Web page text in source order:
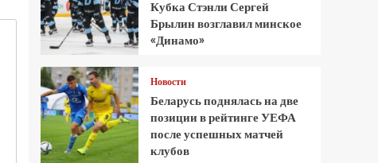
Кубка Стэнли Сергей
Брылин возглавил минское
«Динамо»
Новости
Беларусь поднялась на две
позиции в рейтинге УЕФА
после успешных матчей
клубов